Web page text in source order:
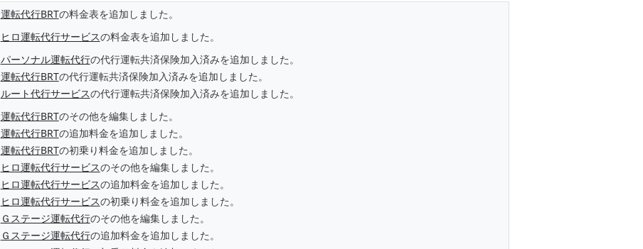
運転代行BRTの料金表を追加しました。
ヒロ運転代行サービスの料金表を追加しました。
パーソナル運転代行の代行運転共済保険加入済みを追加しました。
運転代行BRTの代行運転共済保険加入済みを追加しました。
ルート代行サービスの代行運転共済保険加入済みを追加しました。
運転代行BRTのその他を編集しました。
運転代行BRTの追加料金を追加しました。
運転代行BRTの初乗り料金を追加しました。
ヒロ運転代行サービスのその他を編集しました。
ヒロ運転代行サービスの追加料金を追加しました。
ヒロ運転代行サービスの初乗り料金を追加しました。
Ｇステージ運転代行のその他を編集しました。
Ｇステージ運転代行の追加料金を追加しました。